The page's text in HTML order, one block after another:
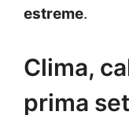
estreme.
Clima,
prima